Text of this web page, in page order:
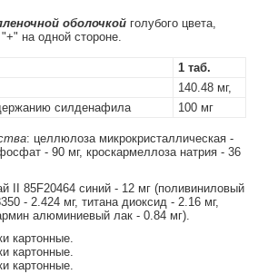
оболочкой голубого цвета,
на одной стороне.
1 таб.
140.48 мг,
силденафила
100 мг
: целлюлоза микрокристаллическая -
- 90 мг, кроскармеллоза натрия - 36
II 85F20464 синий - 12 мг (поливиниловый
- 2.424 мг, титана диоксид - 2.16 мг,
алюминиевый лак - 0.84 мг).
картонные.
картонные.
картонные.